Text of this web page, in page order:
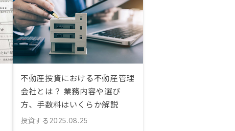
不動産投資における不動産管理
会社とは？ 業務内容や選び
方、手数料はいくらか解説
投資する 2025.08.25